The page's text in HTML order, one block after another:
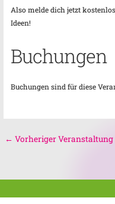
Also melde dich jetzt
Ideen!
Buchungen
Buchungen sind für diese
← Vorheriger Veranstaltung